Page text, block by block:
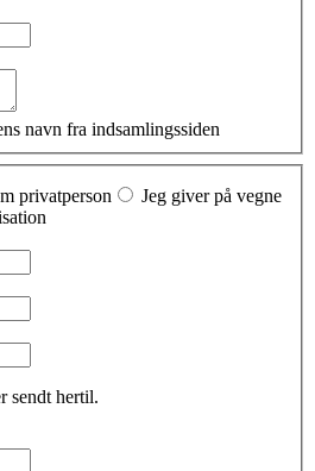
navn fra indsamlingssiden
privatperson
Jeg giver på vegne
sendt hertil.